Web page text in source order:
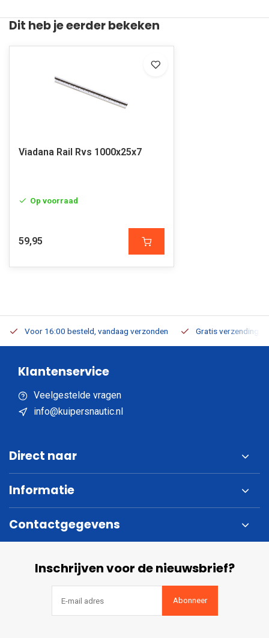
Dit heb je eerder bekeken
Viadana Rail Rvs 1000x25x7
Op voorraad
59,95
Voor 16:00 besteld, vandaag verzonden Gratis verzending
Klantenservice
Veelgestelde vragen
info@kuipersnautic.nl
Direct naar
Informatie
Contactgegevens
Inschrijven voor de nieuwsbrief?
Abonneer